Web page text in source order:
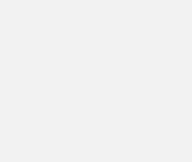
Il faut également tenir
opérateurs et
individuels) masques,
3. Étape de